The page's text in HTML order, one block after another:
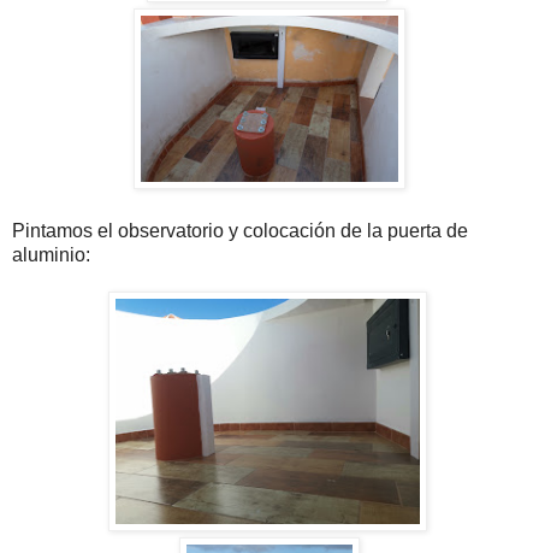
Pintamos el observatorio y colocación de la puerta de
aluminio: